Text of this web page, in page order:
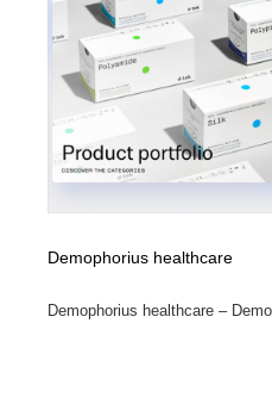
Demophorius healthcare
Demophorius healthcare –